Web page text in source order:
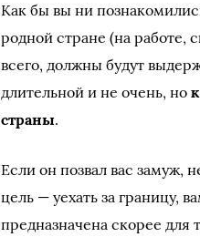
Как бы вы ни
родной стране (на работе,
всего, должны будут
длительной и не очень, но
страны.
Если он позвал вас замуж,
цель — уехать за границу,
предназначена скорее для